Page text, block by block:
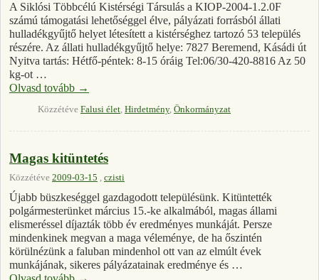
A Siklósi Többcélú Kistérségi Társulás a KIOP-2004-1.2.0F
számú támogatási lehetőséggel élve, pályázati forrásból állati
hulladékgyűjtő helyet létesített a kistérséghez tartozó 53 település
részére. Az állati hulladékgyűjtő helye: 7827 Beremend, Kásádi út
Nyitva tartás: Hétfő-péntek: 8-15 óráig Tel:06/30-420-8816 Az 50
kg-ot …
Olvasd tovább →
Közzétéve Falusi élet, Hirdetmény, Önkormányzat
Magas kitüntetés
Közzétéve 2009-03-15 czisti
Újabb büszkeséggel gazdagodott településünk. Kitüntették
polgármesterünket március 15.-ke alkalmából, magas állami
elismeréssel díjazták több év eredményes munkáját. Persze
mindenkinek megvan a maga véleménye, de ha őszintén
körülnézünk a faluban mindenhol ott van az elmúlt évek
munkájának, sikeres pályázatainak eredménye és …